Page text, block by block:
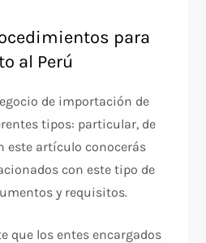
para
al Perú
de importación de
tipos: particular, de
este artículo conocerás
con este tipo de
y requisitos.
que los entes encargados